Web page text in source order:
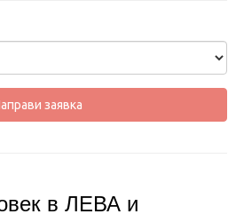
в ЛЕВА и